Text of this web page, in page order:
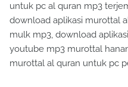
untuk pc al quran mp3
download aplikasi murottal
mulk mp3, download
youtube mp3 murottal
murottal al quran untuk pc